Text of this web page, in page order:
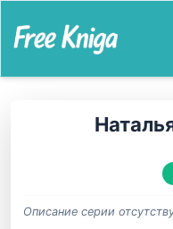
Описание серии